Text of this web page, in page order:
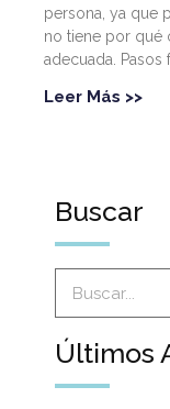
persona, ya que
no tiene por qué
adecuada. Pasos
Leer Más >>
Buscar
Últimos